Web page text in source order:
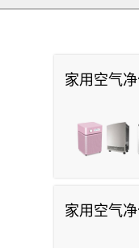
家用空气
家用空气